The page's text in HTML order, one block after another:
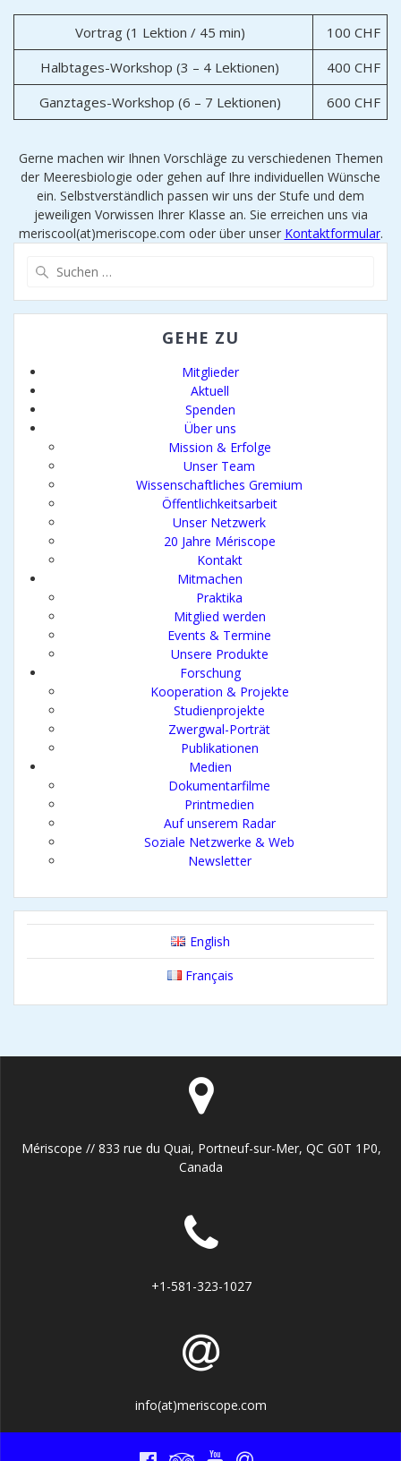
GEHE ZU
Mitglieder
Aktuell
Spenden
Über uns
Mission & Erfolge
Unser Team
Wissenschaftliches Gremium
Öffentlichkeitsarbeit
Unser Netzwerk
20 Jahre Mériscope
Kontakt
Mitmachen
Praktika
Mitglied werden
Events & Termine
Unsere Produkte
Forschung
Kooperation & Projekte
Studienprojekte
Zwergwal-Porträt
Publikationen
Medien
Dokumentarfilme
Printmedien
Auf unserem Radar
Soziale Netzwerke & Web
Newsletter
English
Français
Vortrag (1 Lektion / 45 min)
100 CHF
Halbtages-Workshop (3 – 4 Lektionen)
400 CHF
Ganztages-Workshop (6 – 7 Lektionen)
600 CHF
Gerne machen wir Ihnen Vorschläge zu verschiedenen Themen
der Meeresbiologie oder gehen auf Ihre individuellen Wünsche
ein. Selbstverständlich passen wir uns der Stufe und dem
jeweiligen Vorwissen Ihrer Klasse an. Sie erreichen uns via
meriscool(at)meriscope.com oder über unser Kontaktformular.
Mériscope // 833 rue du Quai, Portneuf-sur-Mer, QC G0T 1P0,
Canada
+1-581-323-1027
info(at)meriscope.com